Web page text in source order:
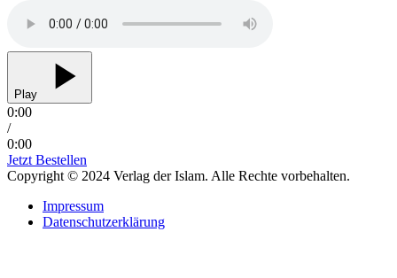
Play
0:00
/
0:00
Jetzt Bestellen
Copyright © 2024 Verlag der Islam. Alle Rechte vorbehalten.
Impressum
Datenschutzerklärung